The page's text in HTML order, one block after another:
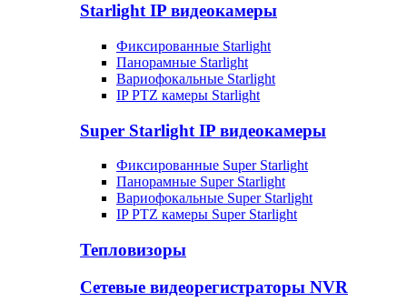
Starlight IP видеокамеры
Фиксированные Starlight
Панорамные Starlight
Вариофокальные Starlight
IP PTZ камеры Starlight
Super Starlight IP видеокамеры
Фиксированные Super Starlight
Панорамные Super Starlight
Вариофокальные Super Starlight
IP PTZ камеры Super Starlight
Тепловизоры
Сетевые видеорегистраторы NVR